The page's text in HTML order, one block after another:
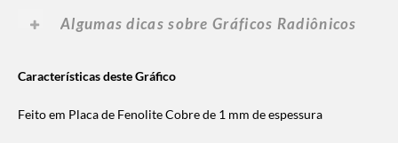
Algumas dicas sobre Gráficos Radiônicos
Características deste Gráfico
Feito em Placa de Fenolite Cobre de 1 mm de espessura